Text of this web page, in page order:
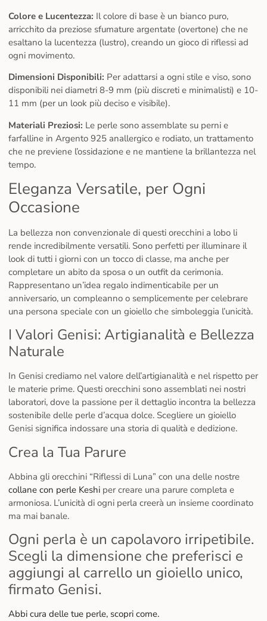
Colore e Lucentezza: Il colore di base è un bianco puro,
arricchito da preziose sfumature argentate (overtone) che ne
esaltano la lucentezza (lustro), creando un gioco di riflessi ad
ogni movimento.
Dimensioni Disponibili: Per adattarsi a ogni stile e viso, sono
disponibili nei diametri 8-9 mm (più discreti e minimalisti) e 10-
11 mm (per un look più deciso e visibile).
Materiali Preziosi: Le perle sono assemblate su perni e
farfalline in Argento 925 anallergico e rodiato, un trattamento
che ne previene l’ossidazione e ne mantiene la brillantezza nel
tempo.
Eleganza Versatile, per Ogni
Occasione
La bellezza non convenzionale di questi orecchini a lobo li
rende incredibilmente versatili. Sono perfetti per illuminare il
look di tutti i giorni con un tocco di classe, ma anche per
completare un abito da sposa o un outfit da cerimonia.
Rappresentano un’idea regalo indimenticabile per un
anniversario, un compleanno o semplicemente per celebrare
una persona speciale con un gioiello che simboleggia l’unicità.
I Valori Genisi: Artigianalità e Bellezza
Naturale
In Genisi crediamo nel valore dell’artigianalità e nel rispetto per
le materie prime. Questi orecchini sono assemblati nei nostri
laboratori, dove la passione per il dettaglio incontra la bellezza
sostenibile delle perle d’acqua dolce. Scegliere un gioiello
Genisi significa indossare una storia di qualità e dedizione.
Crea la Tua Parure
Abbina gli orecchini “Riflessi di Luna” con una delle nostre
collane con perle Keshi per creare una parure completa e
armoniosa. L’unicità di ogni perla creerà un insieme coordinato
ma mai banale.
Ogni perla è un capolavoro irripetibile.
Scegli la dimensione che preferisci e
aggiungi al carrello un gioiello unico,
firmato Genisi.
Abbi cura delle tue perle, scopri come.